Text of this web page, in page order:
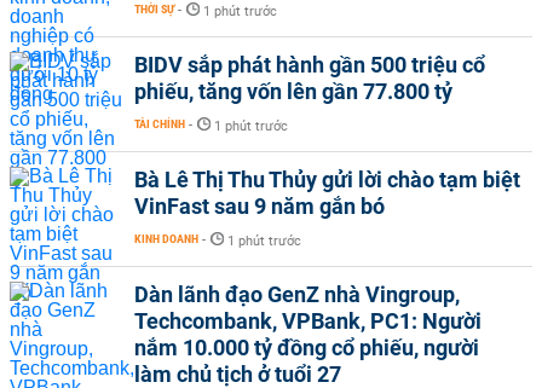
THỜI SỰ - 1 phút trước
BIDV sắp phát hành gần 500 triệu cổ
phiếu, tăng vốn lên gần 77.800 tỷ
TÀI CHÍNH - 1 phút trước
Bà Lê Thị Thu Thủy gửi lời chào tạm biệt
VinFast sau 9 năm gắn bó
KINH DOANH - 1 phút trước
Dàn lãnh đạo GenZ nhà Vingroup,
Techcombank, VPBank, PC1: Người
nắm 10.000 tỷ đồng cổ phiếu, người
làm chủ tịch ở tuổi 27